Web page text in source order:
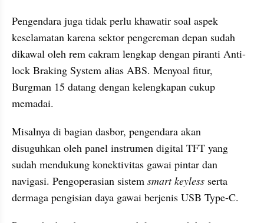
Pengendara juga tidak perlu khawatir soal aspek
keselamatan karena sektor pengereman depan sudah
dikawal oleh rem cakram lengkap dengan piranti Anti-
lock Braking System alias ABS. Menyoal fitur,
Burgman 15 datang dengan kelengkapan cukup
memadai.
Misalnya di bagian dasbor, pengendara akan
disuguhkan oleh panel instrumen digital TFT yang
sudah mendukung konektivitas gawai pintar dan
navigasi. Pengoperasian sistem smart keyless serta
dermaga pengisian daya gawai berjenis USB Type-C.